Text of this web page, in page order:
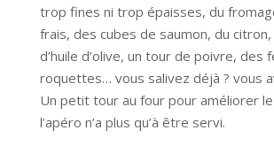
trop fines ni trop épaisses, du
frais, des cubes de saumon, du
d’huile d’olive, un tour de poivre, des
roquettes… vous salivez déjà ? vous
Un petit tour au four pour améliorer
l’apéro n’a plus qu’à être servi.